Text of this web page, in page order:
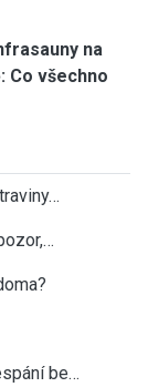
na
Co všechno
be…